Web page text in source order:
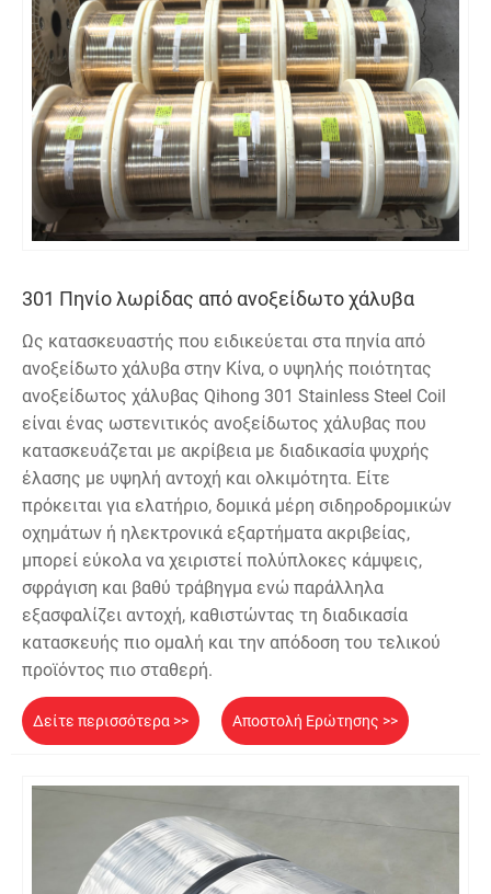
301 Πηνίο λωρίδας από ανοξείδωτο χάλυβα
Ως κατασκευαστής που ειδικεύεται στα πηνία από
ανοξείδωτο χάλυβα στην Κίνα, ο υψηλής ποιότητας
ανοξείδωτος χάλυβας Qihong 301 Stainless Steel Coil
είναι ένας ωστενιτικός ανοξείδωτος χάλυβας που
κατασκευάζεται με ακρίβεια με διαδικασία ψυχρής
έλασης με υψηλή αντοχή και ολκιμότητα. Είτε
πρόκειται για ελατήριο, δομικά μέρη σιδηροδρομικών
οχημάτων ή ηλεκτρονικά εξαρτήματα ακριβείας,
μπορεί εύκολα να χειριστεί πολύπλοκες κάμψεις,
σφράγιση και βαθύ τράβηγμα ενώ παράλληλα
εξασφαλίζει αντοχή, καθιστώντας τη διαδικασία
κατασκευής πιο ομαλή και την απόδοση του τελικού
προϊόντος πιο σταθερή.
Δείτε περισσότερα >> Αποστολή Ερώτησης >>